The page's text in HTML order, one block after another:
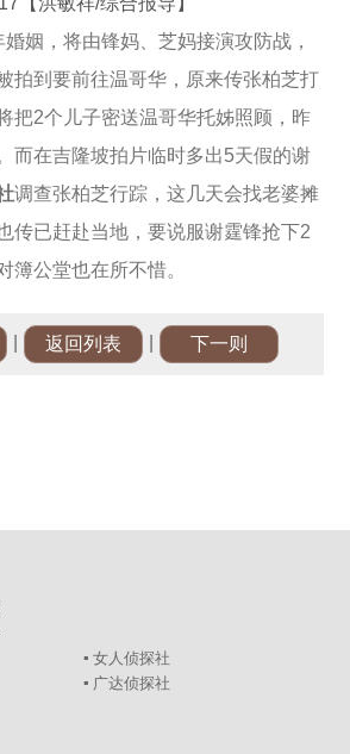
姻，将由锋妈、芝妈接演攻防战，
拍到要前往温哥华，原来传张柏芝打
把2个儿子密送温哥华托姊照顾，昨
而在吉隆坡拍片临时多出5天假的谢
调查张柏芝行踪，这几天会找老婆摊
传已赶赴当地，要说服谢霆锋抢下2
簿公堂也在所不惜。
返回列表 下一则
▪ 女人侦探社
▪ 广达侦探社